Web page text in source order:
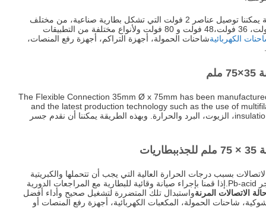
بفضل جسور الترابط المرنة يمكننا توصيل عناصر 2 فولت التي تشكل بطارية صناعية، من مختلف
الجهد مثل 12 فولت، 24 فولت، 36 فولت،48 فولت و 80 فولت ولأنواع مختلفة من التطبيقات
الكهربائيةشاحنات الحمولة، أجهزة التراكم، أجهزة رفع المنصات،
The Flexible Connection 35mm Ø x 75mm has been
and the latest production technology such as the use of
insulation resistant against acids، الزيوت، البرد والحرارة. وبهذه الطريقة يمكننا أن نقدم جسر
بطاريات
بسبب درجات الحرارة العالية التي يجب أن تتحملها والكبريتية
التي تحدث في بطاريات الجر Pb-acid.إذا قمنا بإجراء صيانة وقائية للبطارية مع المراجعات الدورية
الاتصالات المرنةواستبدال تلك المتضررة لتشغيل صحيح وأداء أفضل
شاحنات الحمولة، المكعبات الكهربائية، أجهزة رفع المنصات أو